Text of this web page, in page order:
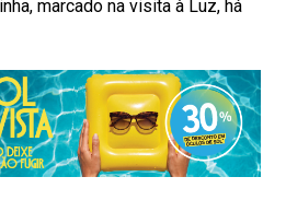
marcado na visita à Luz, há